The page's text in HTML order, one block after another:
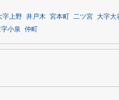
字上野 井戸木 宮本町 二ツ宮 大字大
字小泉 仲町